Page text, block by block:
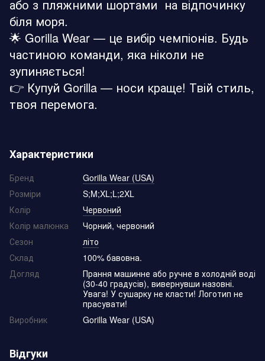
або з пляжними шортами на відпочинку
біля моря.
🌟 Gorilla Wear — це вибір чемпіонів. Будь
частиною команди, яка ніколи не
зупиняється!
👉 Купуй Gorilla — носи краще! Твій стиль,
твоя перемога.
Характеристики
Бренд
Gorilla Wear (USA)
Розміри
S;M;XL;L;2XL
Колір
Червоний
Колір малюнка
Чорний, червоний
Сезон
літо
Склад
100% бавовна.
Догляд
Прання машинне або ручне в холодній воді
(30-40 градусів), вивернувши назовні.
Увага! У сушарку не класти! Логотип не
прасувати!
Виробник
Gorilla Wear (USA)
Відгуки